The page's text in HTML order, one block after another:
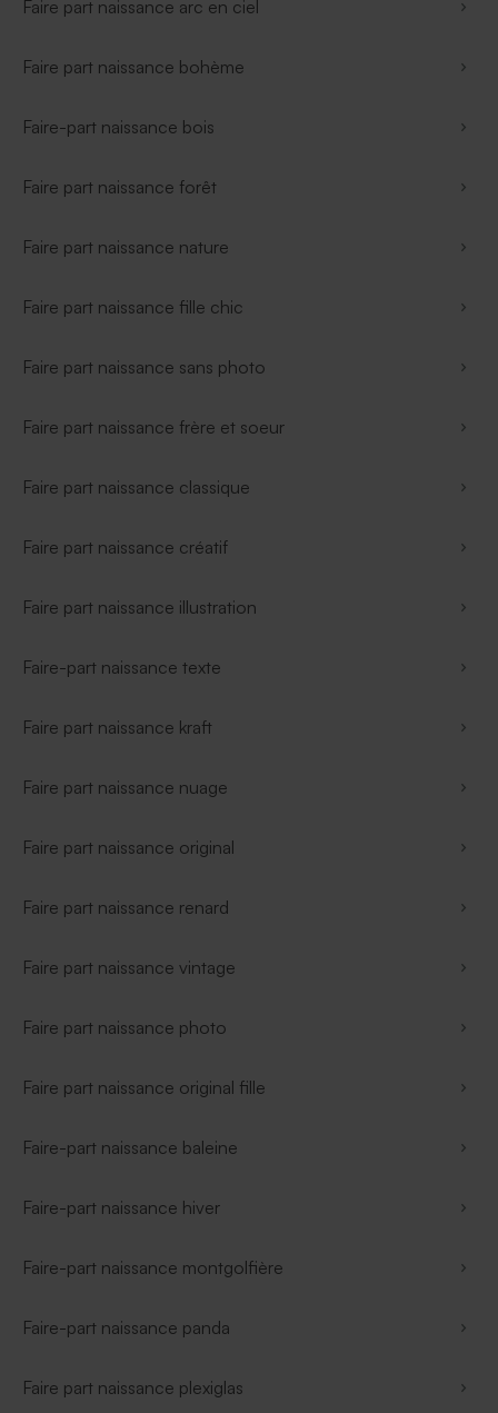
Faire part naissance arc en ciel
Faire part naissance bohème
Faire-part naissance bois
Faire part naissance forêt
Faire part naissance nature
Faire part naissance fille chic
Faire part naissance sans photo
Faire part naissance frère et soeur
Faire part naissance classique
Faire part naissance créatif
Faire part naissance illustration
Faire-part naissance texte
Faire part naissance kraft
Faire part naissance nuage
Faire part naissance original
Faire part naissance renard
Faire part naissance vintage
Faire part naissance photo
Faire part naissance original fille
Faire-part naissance baleine
Faire-part naissance hiver
Faire-part naissance montgolfière
Faire-part naissance panda
Faire part naissance plexiglas